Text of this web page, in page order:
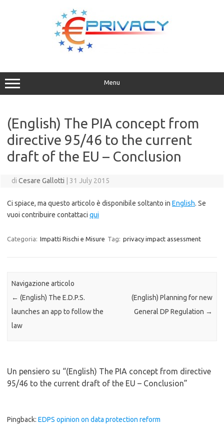
Menu
(English) The PIA concept from
directive 95/46 to the current
draft of the EU – Conclusion
di Cesare Gallotti 31 July 2015
Ci spiace, ma questo articolo è disponibile soltanto in English. Se
vuoi contribuire contattaci qui
Categoria: Impatti Rischi e Misure Tag: privacy impact assessment
Navigazione articolo
← (English) The E.D.P.S.
launches an app to follow the
law
(English) Planning for new
General DP Regulation →
Un pensiero su “(English) The PIA concept from directive
95/46 to the current draft of the EU – Conclusion”
Pingback: EDPS opinion on data protection reform